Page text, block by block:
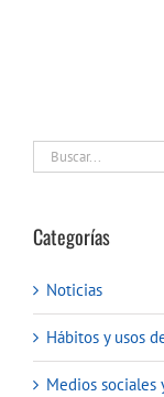
Buscar:
Categorías
Noticias
Hábitos y usos
Medios sociales